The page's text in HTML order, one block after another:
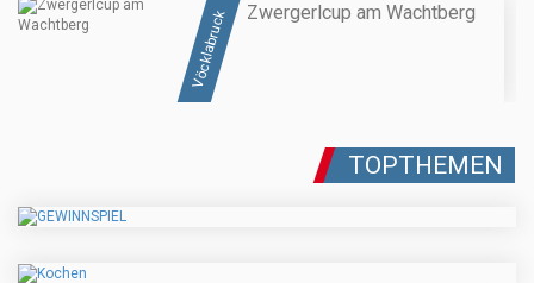
Vöcklabruck Zwergerlcup am Wachtberg
TOPTHEMEN